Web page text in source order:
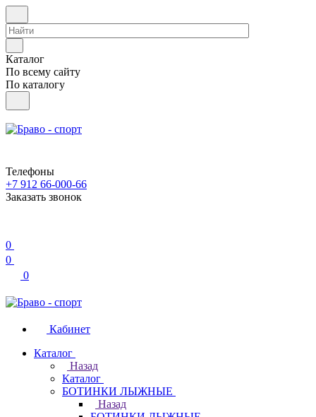
Каталог
По всему сайту
По каталогу
Телефоны
+7 912 66-000-66
Заказать звонок
0
0
0
Кабинет
Каталог
Назад
Каталог
БОТИНКИ ЛЫЖНЫЕ
Назад